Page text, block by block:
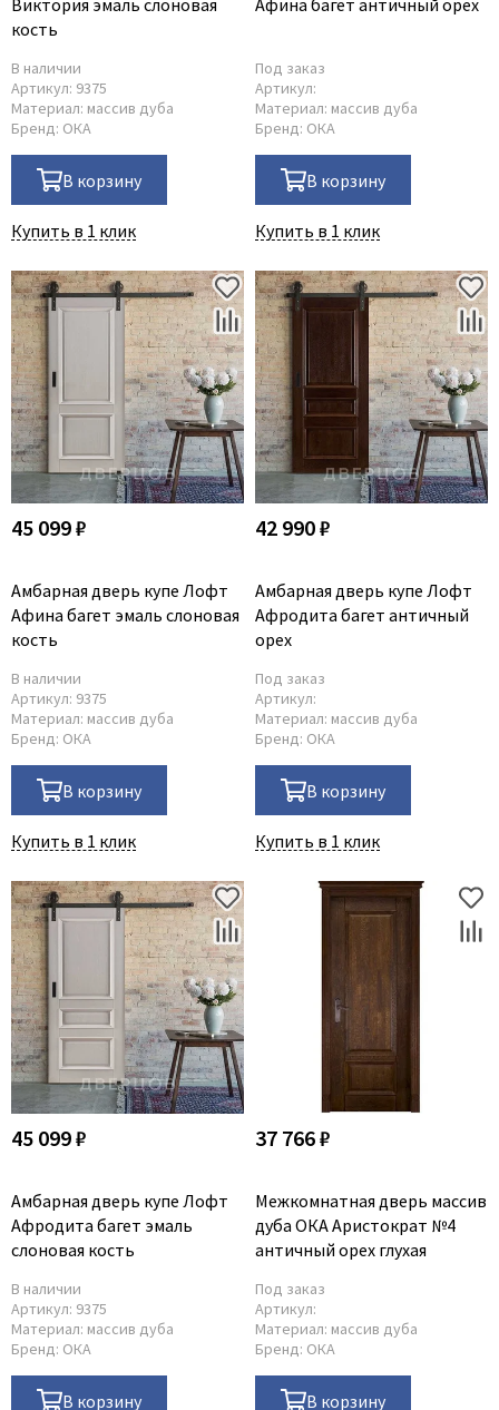
Виктория эмаль слоновая
кость
В наличии
Артикул: 9375
Материал: массив дуба
Бренд: ОКА
В корзину
Купить в 1 клик
Афина багет античный орех
Под заказ
Артикул:
Материал: массив дуба
Бренд: ОКА
В корзину
Купить в 1 клик
45 099 ₽
Амбарная дверь купе Лофт
Афина багет эмаль слоновая
кость
В наличии
Артикул: 9375
Материал: массив дуба
Бренд: ОКА
В корзину
Купить в 1 клик
42 990 ₽
Амбарная дверь купе Лофт
Афродита багет античный
орех
Под заказ
Артикул:
Материал: массив дуба
Бренд: ОКА
В корзину
Купить в 1 клик
45 099 ₽
Амбарная дверь купе Лофт
Афродита багет эмаль
слоновая кость
В наличии
Артикул: 9375
Материал: массив дуба
Бренд: ОКА
В корзину
37 766 ₽
Межкомнатная дверь массив
дуба ОКА Аристократ №4
античный орех глухая
Под заказ
Артикул:
Материал: массив дуба
Бренд: ОКА
В корзину